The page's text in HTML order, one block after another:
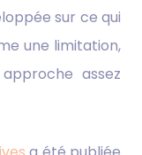
sur ce qui
une limitation,
assez